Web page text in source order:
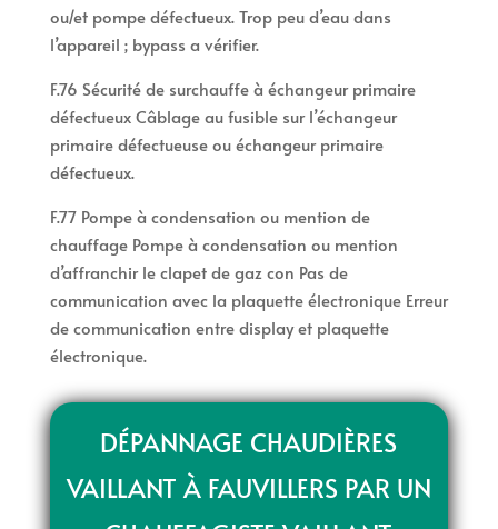
ou/et pompe défectueux. Trop peu d’eau dans
l’appareil ; bypass a vérifier.
F.76 Sécurité de surchauffe à échangeur primaire
défectueux Câblage au fusible sur l’échangeur
primaire défectueuse ou échangeur primaire
défectueux.
F.77 Pompe à condensation ou mention de
chauffage Pompe à condensation ou mention
d’affranchir le clapet de gaz con Pas de
communication avec la plaquette électronique Erreur
de communication entre display et plaquette
électronique.
DÉPANNAGE CHAUDIÈRES
VAILLANT À FAUVILLERS PAR UN